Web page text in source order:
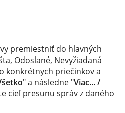
premiestniť do hlavných
Odoslané, Nevyžiadaná
konkrétnych priečinkov a
" a následne "Viac... /
cieľ presunu správ z daného